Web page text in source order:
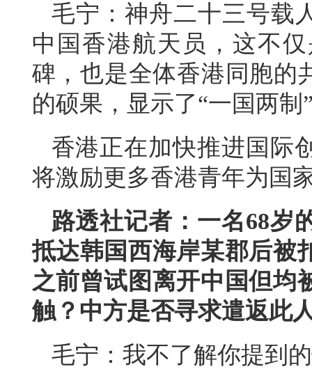
毛宁：神舟二十三号载
中国香港航天员，这不
碑，也是全体香港同胞的
的硕果，显示了“一国两
香港正在加快推进国际
将激励更多香港青年为国
路透社记者：一名68岁
抵达韩国西海岸某郡后被
之前曾试图离开中国但均
触？中方是否寻求遣返此
毛宁：我不了解你提到